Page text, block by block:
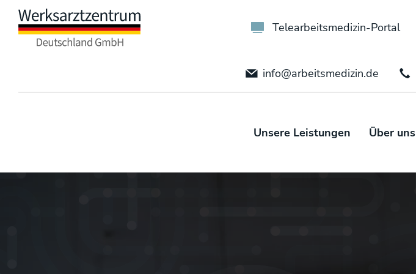
Telearbeitsmedizin-Portal
info@arbeitsmedizin.de
Unsere Leistungen Über uns